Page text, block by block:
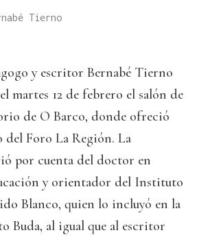
Tierno
y escritor Bernabé Tierno
martes 12 de febrero el salón de
de O Barco, donde ofreció
del Foro La Región. La
por cuenta del doctor en
y orientador del Instituto
Blanco, quien lo incluyó en la
Buda, al igual que al escritor